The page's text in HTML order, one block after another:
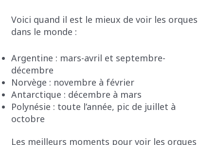
Voici quand il est le mieux de voir les orques
dans le monde :
Argentine : mars-avril et septembre-
décembre
Norvège : novembre à février
Antarctique : décembre à mars
Polynésie : toute l’année, pic de juillet à
octobre
Les meilleurs moments pour voir les orques